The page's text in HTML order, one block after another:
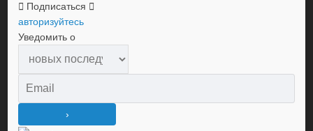
Подписаться
авторизуйтесь
Уведомить о